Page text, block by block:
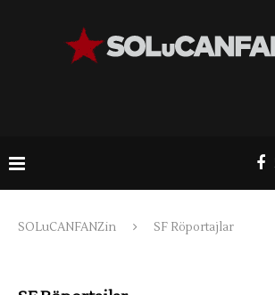
SOLuCANFANZin SF Röportajlar